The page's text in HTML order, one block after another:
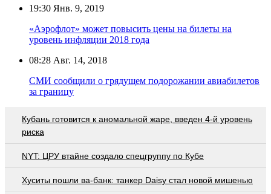
19:30 Янв. 9, 2019
«Аэрофлот» может повысить цены на билеты на
уровень инфляции 2018 года
08:28 Авг. 14, 2018
СМИ сообщили о грядущем подорожании авиабилетов
за границу
Кубань готовится к аномальной жаре, введен 4-й уровень
риска
NYT: ЦРУ втайне создало спецгруппу по Кубе
Хуситы пошли ва-банк: танкер Daisy стал новой мишенью